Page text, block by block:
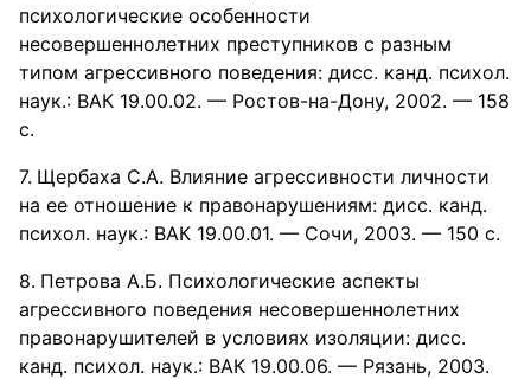
психологические особенности
несовершеннолетних преступников с разным
типом агрессивного поведения: дисс. канд. психол.
наук.: ВАК 19.00.02. — Ростов-на-Дону, 2002. — 158
с.
Щербаха С.А. Влияние агрессивности личности
на ее отношение к правонарушениям: дисс. канд.
психол. наук.: ВАК 19.00.01. — Сочи, 2003. — 150 с.
Петрова А.Б. Психологические аспекты
агрессивного поведения несовершеннолетних
правонарушителей в условиях изоляции: дисс.
канд. психол. наук.: ВАК 19.00.06. — Рязань, 2003.